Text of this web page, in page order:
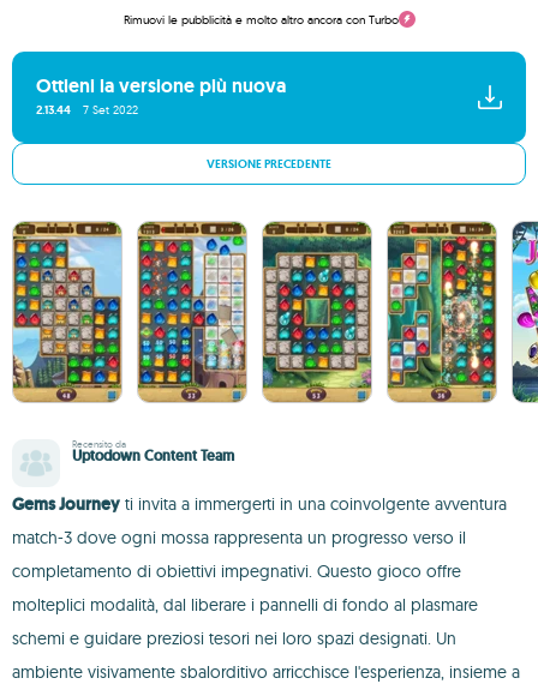
Rimuovi le pubblicità e molto altro ancora con Turbo
Ottieni la versione più nuova
2.13.44 7 Set 2022
VERSIONE PRECEDENTE
Recensito da
Uptodown Content Team
Gems Journey ti invita a immergerti in una coinvolgente avventura
match-3 dove ogni mossa rappresenta un progresso verso il
completamento di obiettivi impegnativi. Questo gioco offre
molteplici modalità, dal liberare i pannelli di fondo al plasmare
schemi e guidare preziosi tesori nei loro spazi designati. Un
ambiente visivamente sbalorditivo arricchisce l'esperienza, insieme a